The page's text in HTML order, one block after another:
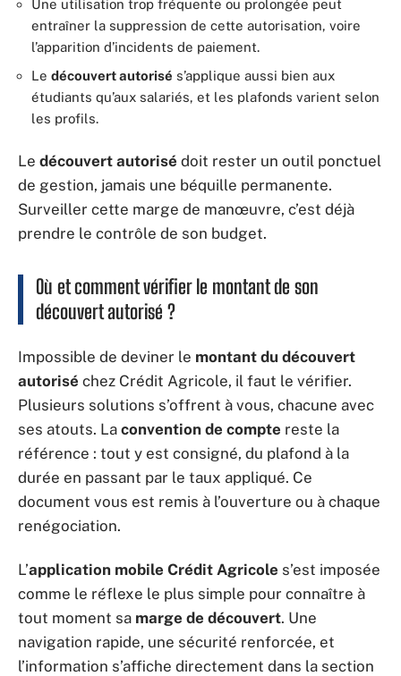
Une utilisation trop fréquente ou prolongée peut
entraîner la suppression de cette autorisation, voire
l’apparition d’incidents de paiement.
Le découvert autorisé s’applique aussi bien aux
étudiants qu’aux salariés, et les plafonds varient selon
les profils.
Le découvert autorisé doit rester un outil ponctuel
de gestion, jamais une béquille permanente.
Surveiller cette marge de manœuvre, c’est déjà
prendre le contrôle de son budget.
Où et comment vérifier le montant de son
découvert autorisé ?
Impossible de deviner le montant du découvert
autorisé chez Crédit Agricole, il faut le vérifier.
Plusieurs solutions s’offrent à vous, chacune avec
ses atouts. La convention de compte reste la
référence : tout y est consigné, du plafond à la
durée en passant par le taux appliqué. Ce
document vous est remis à l’ouverture ou à chaque
renégociation.
L’application mobile Crédit Agricole s’est imposée
comme le réflexe le plus simple pour connaître à
tout moment sa marge de découvert. Une
navigation rapide, une sécurité renforcée, et
l’information s’affiche directement dans la section